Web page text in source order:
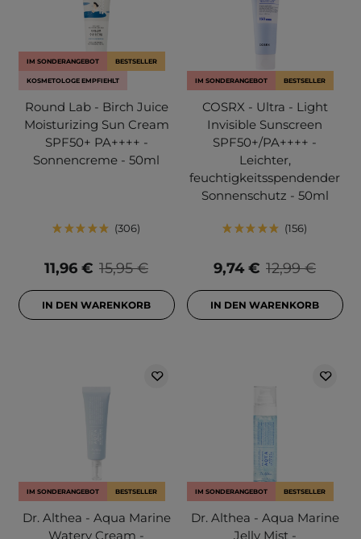
IM SONDERANGEBOT BESTSELLER
KOSMETOLOGE EMPFIEHLT
Round Lab - Birch Juice
Moisturizing Sun Cream
SPF50+ PA++++ -
Sonnencreme - 50ml
306
15,95 €
11,96 €
IN DEN WARENKORB
IM SONDERANGEBOT BESTSELLER
COSRX - Ultra - Light
Invisible Sunscreen
SPF50+/PA++++ -
Leichter,
feuchtigkeitsspendender
Sonnenschutz - 50ml
156
12,99 €
9,74 €
IN DEN WARENKORB
IM SONDERANGEBOT BESTSELLER
Dr. Althea - Aqua Marine
Watery Cream -
IM SONDERANGEBOT BESTSELLER
Dr. Althea - Aqua Marine
Jelly Mist -